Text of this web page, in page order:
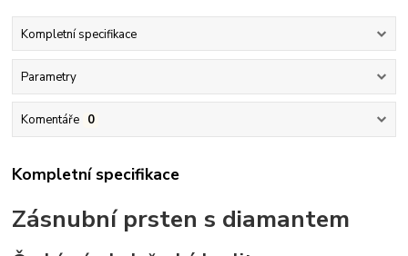
Kompletní specifikace
Parametry
Komentáře 0
Kompletní specifikace
Zásnubní prsten s diamantem